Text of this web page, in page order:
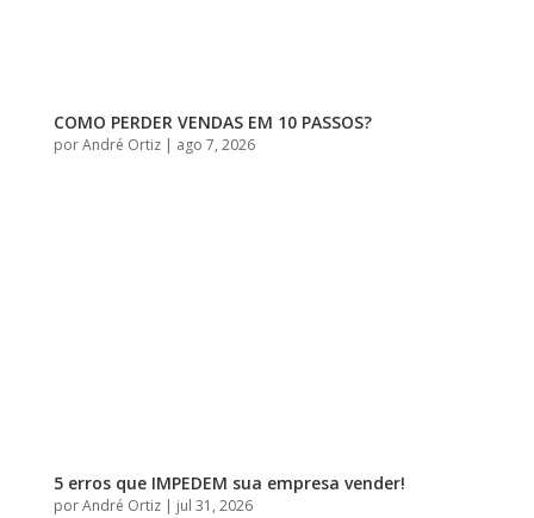
COMO PERDER VENDAS EM 10 PASSOS?
porAndré Ortiz| ago 7, 2026
5 erros que IMPEDEM sua empresa vender!
porAndré Ortiz| jul 31, 2026